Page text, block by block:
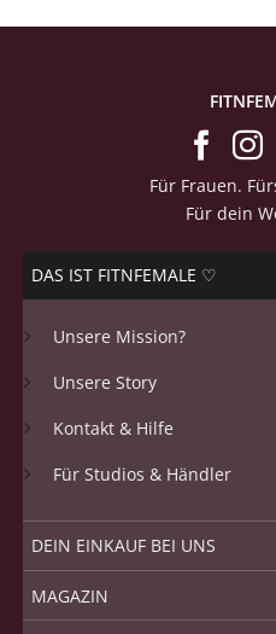
Für Frauen.
Für dein
DAS IST FITNFEMALE ♡
Unsere Mission?
Unsere Story
Kontakt & Hilfe
Für Studios & Händler
DEIN EINKAUF BEI UNS
MAGAZIN